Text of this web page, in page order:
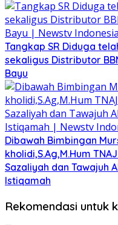
Tangkap SR Diduga
sekaligus Distributor
Bayu
Dibawah Bimbingan
kholidi,S.Ag,M.Hum
Sazaliyah dan Tawajuh
Istiqamah
Rekomendasi untuk